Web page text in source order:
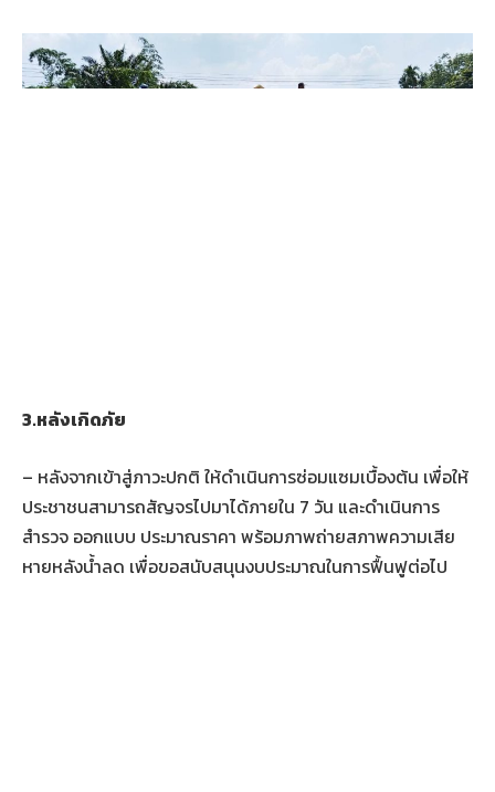
3.หลังเกิดภัย
– หลังจากเข้าสู่ภาวะปกติ ให้ดำเนินการซ่อมแซมเบื้องต้น เพื่อให้
ประชาชนสามารถสัญจรไปมาได้ภายใน 7 วัน และดำเนินการ
สำรวจ ออกแบบ ประมาณราคา พร้อมภาพถ่ายสภาพความเสีย
หายหลังน้ำลด เพื่อขอสนับสนุนงบประมาณในการฟื้นฟูต่อไป